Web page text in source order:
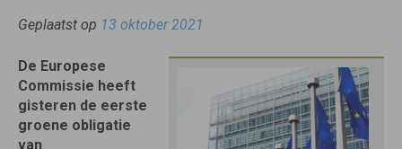
Geplaatst op 13 oktober 2021
De Europese
Commissie heeft
gisteren de eerste
groene obligatie
van